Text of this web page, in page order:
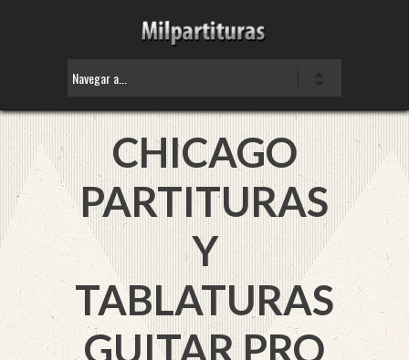
CHICAGO
PARTITURAS
Y
TABLATURAS
GUITAR PRO